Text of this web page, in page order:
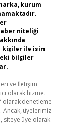
kurum
niteliği
kişiler ile isim
bilgiler
ve İletişim
olarak hizmet
olarak denetleme
Ancak, üyelerimiz
siteye üye olarak